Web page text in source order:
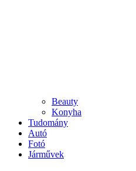
Beauty
Konyha
Tudomány
Autó
Fotó
Járművek